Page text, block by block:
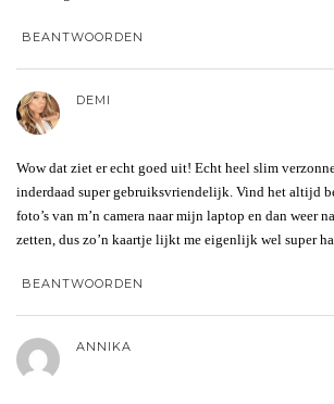
BEANTWOORDEN
DEMI
Wow dat ziet er echt goed uit! Echt heel slim
inderdaad super gebruiksvriendelijk. Vind het altijd
foto’s van m’n camera naar mijn laptop en dan weer
zetten, dus zo’n kaartje lijkt me eigenlijk wel super
BEANTWOORDEN
ANNIKA